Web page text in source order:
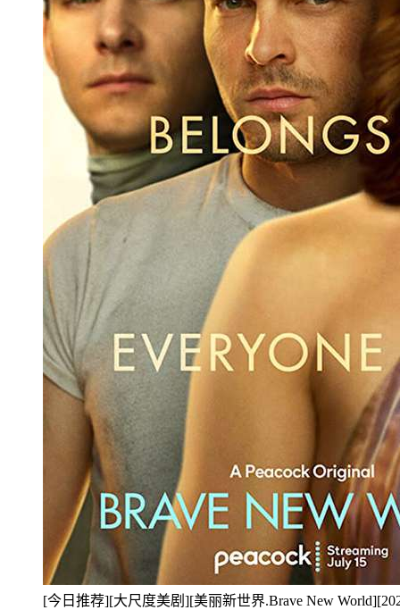
[今日推荐][大尺度美剧][美丽新世界.Brave New